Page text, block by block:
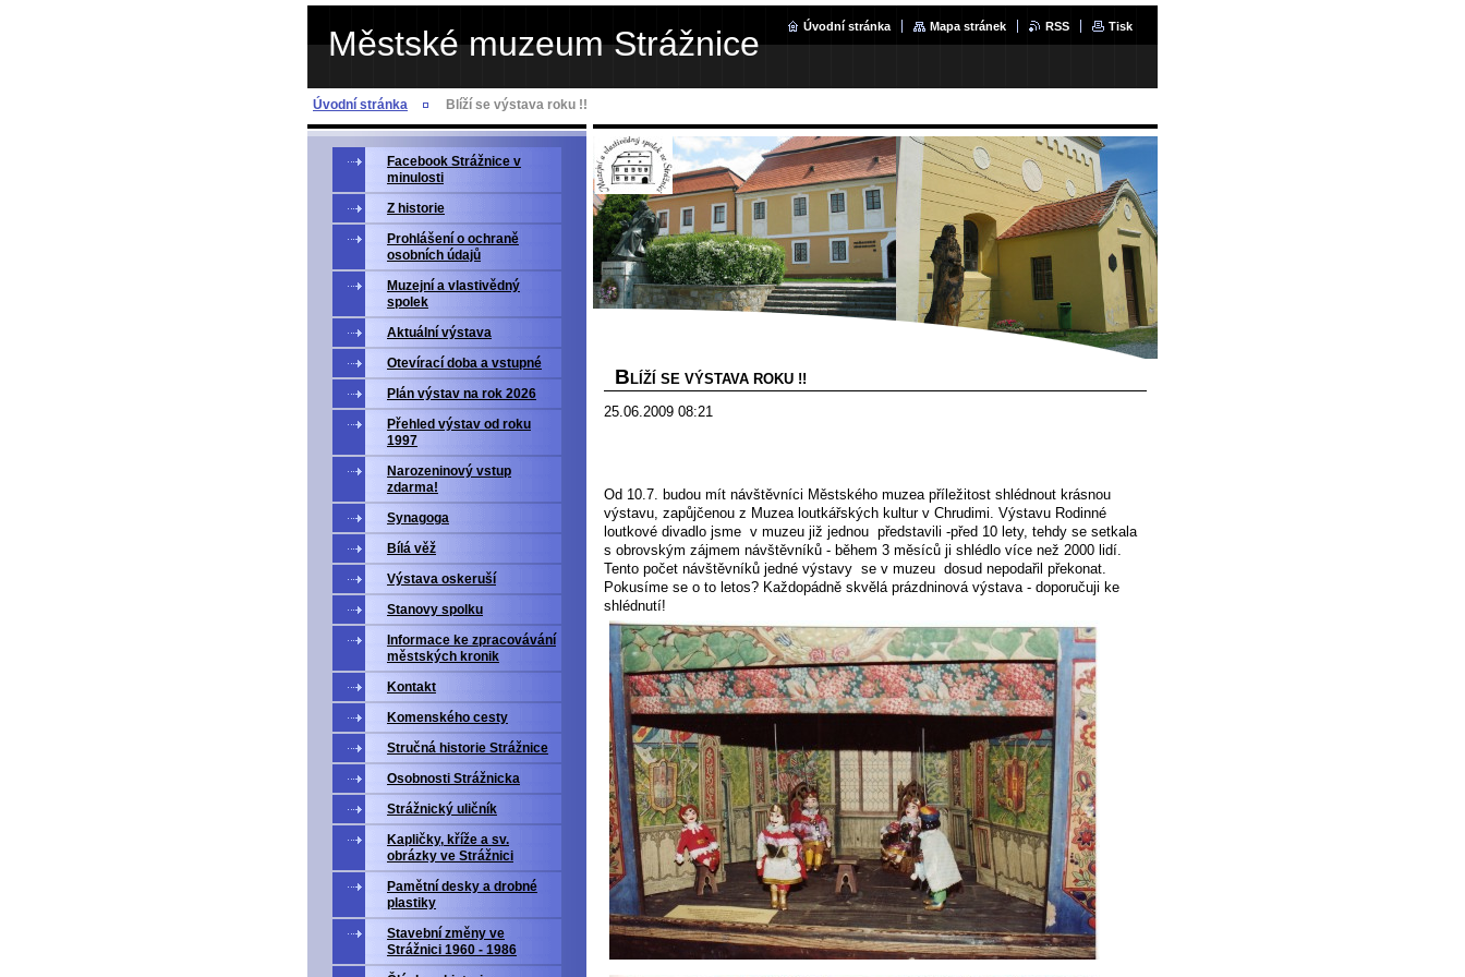
Městské muzeum Strážnice Úvodní stránka Mapa stránek RSS Tisk
Úvodní stránka Blíží se výstava roku !!
B LÍŽÍ SE VÝSTAVA ROKU !!
25.06.2009 08:21
Od 10.7. budou mít návštěvníci Městského muzea příležitost shlédnout krásnou
výstavu, zapůjčenou z Muzea loutkářských kultur v Chrudimi. Výstavu Rodinné
loutkové divadlo jsme v muzeu již jednou představili -před 10 lety, tehdy se setkala
s obrovským zájmem návštěvníků - během 3 měsíců ji shlédlo více než 2000 lidí.
Tento počet návštěvníků jedné výstavy se v muzeu dosud nepodařil překonat.
Pokusíme se o to letos? Každopádně skvělá prázdninová výstava - doporučuji ke
shlédnutí!
Facebook Strážnice v
minulosti
Z historie
Prohlášení o ochraně
osobních údajů
Muzejní a vlastivědný
spolek
Aktuální výstava
Otevírací doba a vstupné
Plán výstav na rok 2026
Přehled výstav od roku
1997
Narozeninový vstup
zdarma!
Synagoga
Bílá věž
Výstava oskeruší
Stanovy spolku
Informace ke zpracovávání
městských kronik
Kontakt
Komenského cesty
Stručná historie Strážnice
Osobnosti Strážnicka
Strážnický uličník
Kapličky, kříže a sv.
obrázky ve Strážnici
Pamětní desky a drobné
plastiky
Stavební změny ve
Strážnici 1960 - 1986